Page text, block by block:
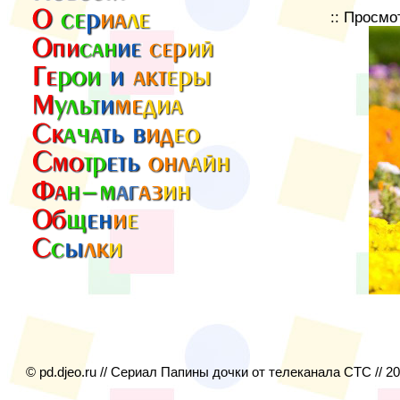
::
© pd.djeo.ru // Сериал Папины дочки от телеканала СТС //